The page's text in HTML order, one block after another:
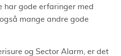
har gode erfaringer med
mange andre gode
og Sector Alarm, er det